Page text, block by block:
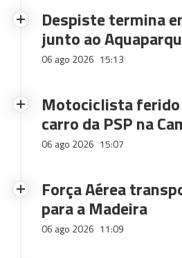
Despiste termina
junto ao
06 ago 2026 15:13
Motociclista ferido
carro da PSP na
06 ago 2026 15:07
Força Aérea
para a Madeira
06 ago 2026 11:09